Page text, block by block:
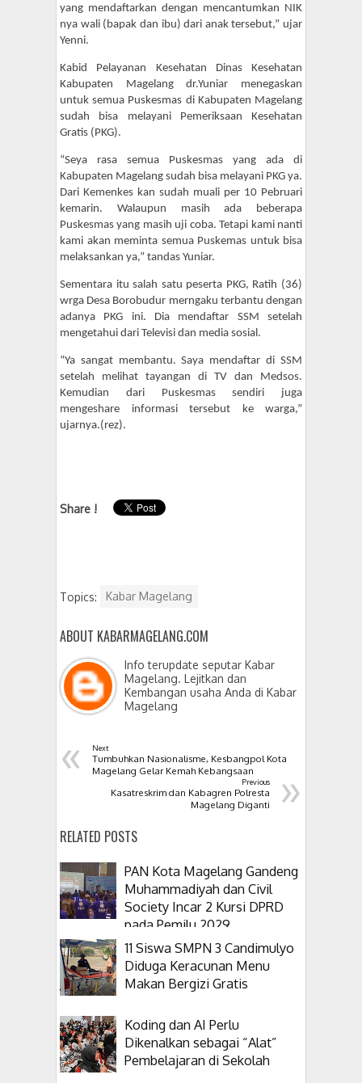
yang mendaftarkan dengan mencantumkan NIK
nya wali (bapak dan ibu) dari anak tersebut,” ujar
Yenni.
Kabid Pelayanan Kesehatan Dinas Kesehatan
Kabupaten Magelang dr.Yuniar menegaskan
untuk semua Puskesmas di Kabupaten Magelang
sudah bisa melayani Pemeriksaan Kesehatan
Gratis (PKG).
“Seya rasa semua Puskesmas yang ada di
Kabupaten Magelang sudah bisa melayani PKG ya.
Dari Kemenkes kan sudah muali per 10 Pebruari
kemarin. Walaupun masih ada beberapa
Puskesmas yang masih uji coba. Tetapi kami nanti
kami akan meminta semua Puskemas untuk bisa
melaksankan ya,” tandas Yuniar.
Sementara itu salah satu peserta PKG, Ratih (36)
wrga Desa Borobudur merngaku terbantu dengan
adanya PKG ini. Dia mendaftar SSM setelah
mengetahui dari Televisi dan media sosial.
“Ya sangat membantu. Saya mendaftar di SSM
setelah melihat tayangan di TV dan Medsos.
Kemudian dari Puskesmas sendiri juga
mengeshare informasi tersebut ke warga,”
ujarnya.(rez).
Share !
Topics: Kabar Magelang
ABOUT KABARMAGELANG.COM
Info terupdate seputar Kabar
Magelang. Lejitkan dan
Kembangan usaha Anda di Kabar
Magelang
« Next
Tumbuhkan Nasionalisme, Kesbangpol Kota
Magelang Gelar Kemah Kebangsaan
»
Previous
Kasatreskrim dan Kabagren Polresta
Magelang Diganti
RELATED POSTS
PAN Kota Magelang Gandeng
Muhammadiyah dan Civil
Society Incar 2 Kursi DPRD
pada Pemilu 2029
11 Siswa SMPN 3 Candimulyo
Diduga Keracunan Menu
Makan Bergizi Gratis
Koding dan AI Perlu
Dikenalkan sebagai “Alat”
Pembelajaran di Sekolah